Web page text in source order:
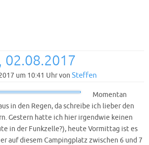
02.08.2017
um 10:41 Uhr von Steffen
Momentan
in den Regen, da schreibe ich lieber den
Gestern hatte ich hier irgendwie keinen
in der Funkzelle?), heute Vormittag ist es
auf diesem Campingplatz zwischen 6 und 7